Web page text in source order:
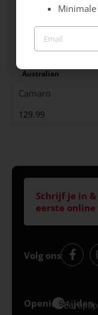
Australian
Camaro
129.99
Schrijf je in
eerste online
Volg ons
Openingstijden
Best